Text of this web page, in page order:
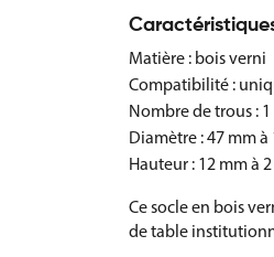
Matière : bois verni
Compatibilité :
Nombre de trous :
Diamètre : 47 mm
Hauteur : 12 mm à
Ce socle en bois
de table